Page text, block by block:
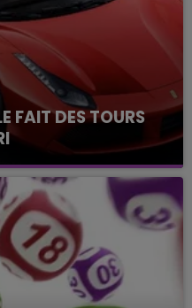
FAIT DES TOURS